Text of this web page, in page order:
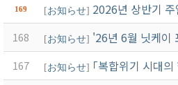
169 [お知らせ] 2026년 상반기
168 [お知らせ] '26년 6월 닛케이
167 [お知らせ] ｢복합위기 시대